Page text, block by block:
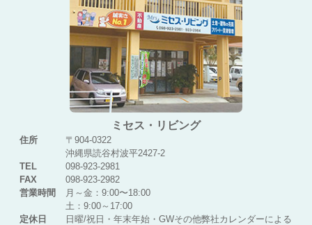
ミセス・リビング
住所
〒904-0322
沖縄県読谷村波平2427-2
TEL
098-923-2981
FAX
098-923-2982
営業時間
月～金：9:00〜18:00
土：9:00～17:00
定休日
日曜/祝日・年末年始・GWその他弊社カレンダーによる